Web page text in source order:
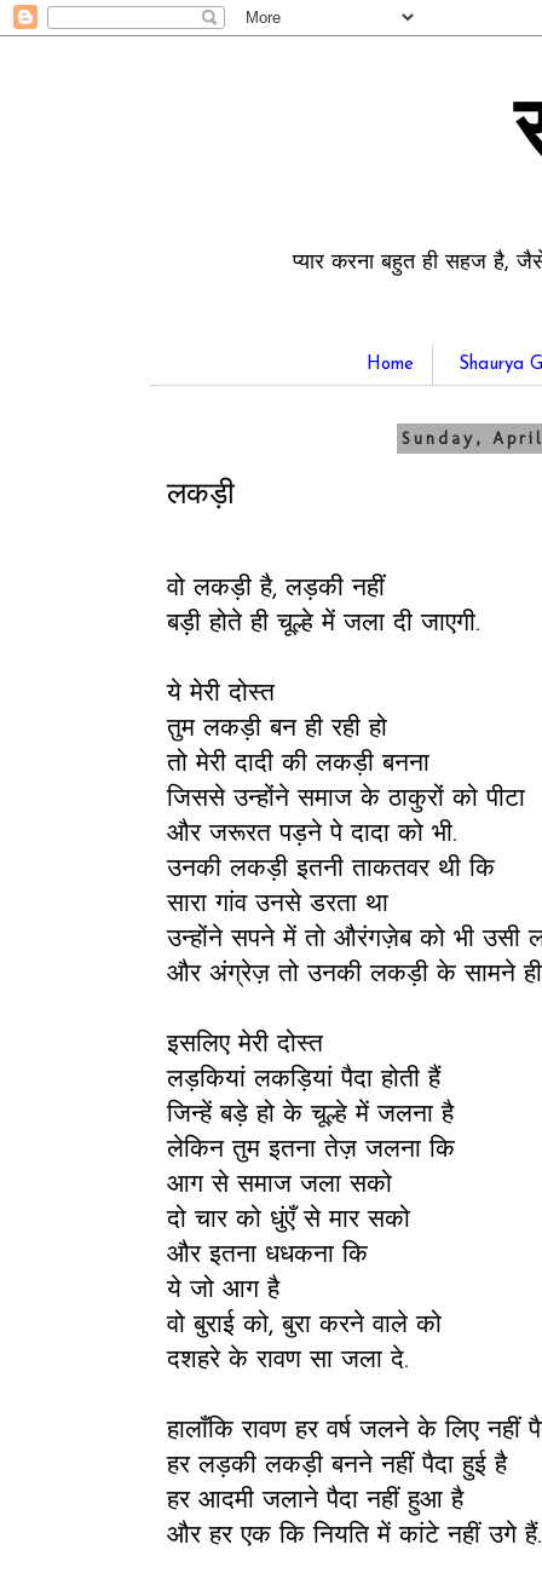
प्यार करना बहुत ही सहज है,
Home Shaurya
Sunday,
लकड़ी
वो लकड़ी है, लड़की नहीं
बड़ी होते ही चूल्हे में जला दी जाएगी.
ये मेरी दोस्त
तुम लकड़ी बन ही रही हो
तो मेरी दादी की लकड़ी बनना
जिससे उन्होंने समाज के ठाकुरों को पीटा
और जरूरत पड़ने पे दादा को भी.
उनकी लकड़ी इतनी ताकतवर थी कि
सारा गांव उनसे डरता था
उन्होंने सपने में तो औरंगज़ेब को भी उसी
और अंग्रेज़ तो उनकी लकड़ी के सामने ही
इसलिए मेरी दोस्त
लड़कियां लकड़ियां पैदा होती हैं
जिन्हें बड़े हो के चूल्हे में जलना है
लेकिन तुम इतना तेज़ जलना कि
आग से समाज जला सको
दो चार को धुंएँ से मार सको
और इतना धधकना कि
ये जो आग है
वो बुराई को, बुरा करने वाले को
दशहरे के रावण सा जला दे.
हालाँकि रावण हर वर्ष जलने के लिए नहीं
हर लड़की लकड़ी बनने नहीं पैदा हुई है
हर आदमी जलाने पैदा नहीं हुआ है
और हर एक कि नियति में कांटे नहीं उगे हैं.